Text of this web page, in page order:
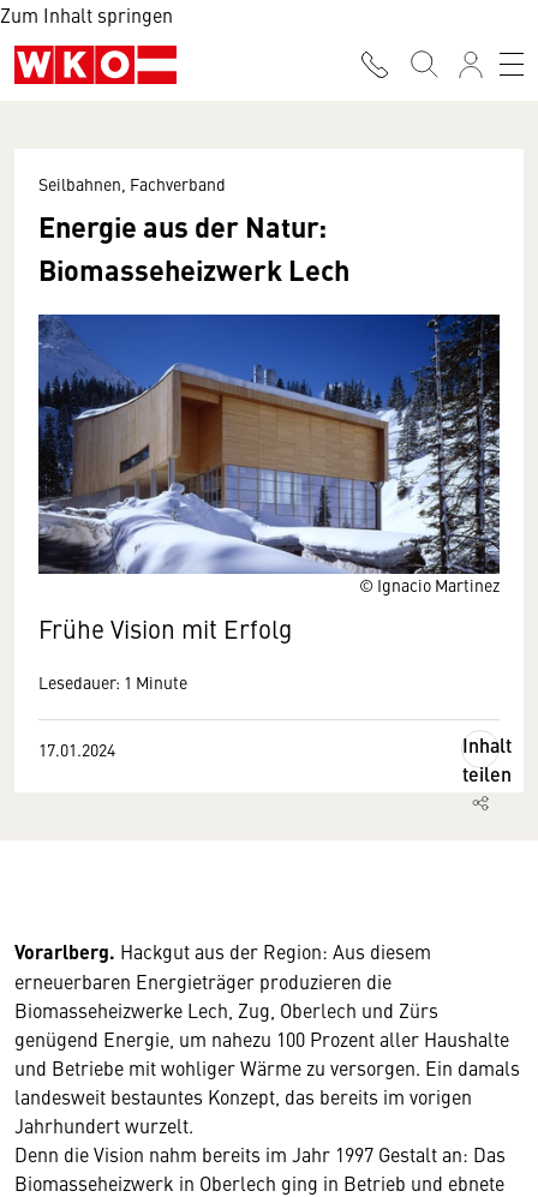
Zum Inhalt springen
© Ignacio Martinez
Seilbahnen, Fachverband
Energie aus der Natur:
Biomasseheizwerk Lech
Frühe Vision mit Erfolg
Lesedauer: 1 Minute
17.01.2024
Inhalt
teilen
Vorarlberg. Hackgut aus der Region: Aus diesem
erneuerbaren Energieträger produzieren die
Biomasseheizwerke Lech, Zug, Oberlech und Zürs
genügend Energie, um nahezu 100 Prozent aller Haushalte
und Betriebe mit wohliger Wärme zu versorgen. Ein damals
landesweit bestauntes Konzept, das bereits im vorigen
Jahrhundert wurzelt.
Denn die Vision nahm bereits im Jahr 1997 Gestalt an: Das
Biomasseheizwerk in Oberlech ging in Betrieb und ebnete